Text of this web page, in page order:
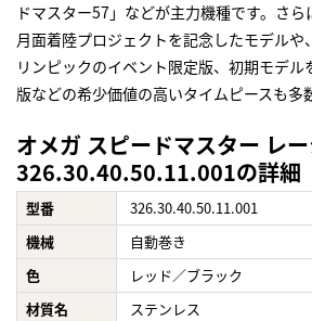
ドマスター57」などが主力機種です。さ
月面着陸プロジェクトを記念したモデルや
リンピックのイベント限定版、初期モデル
版などの希少価値の高いタイムピースも多
オメガ スピードマスター レ
326.30.40.50.11.001の詳細
型番
326.30.40.50.11.001
機械
自動巻き
色
レッド／ブラック
材質名
ステンレス